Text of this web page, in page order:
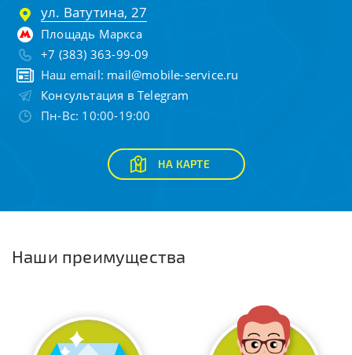
ул. Ватутина, 27
Площадь Маркса
+7 (383) 363-99-09
Наш email: mail@mobile-service.ru
Консультация в Telegram
Пн-Вс: 10:00-19:00
НА КАРТЕ
Наши преимущества